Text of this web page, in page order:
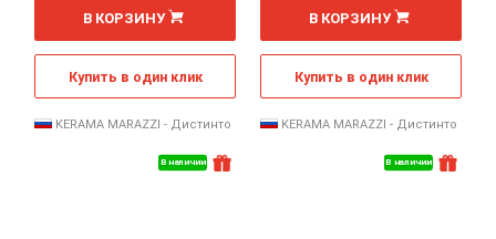
В наличии
м
В КОРЗИНУ
Купить в один клик
KERAMA MARAZZI - Дистинто
В наличии
м
В КОРЗИНУ
Купить в один клик
KERAMA MARAZZI - Дистинто